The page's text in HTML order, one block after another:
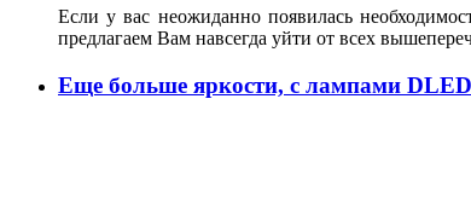
Если у вас неожиданно появилась
предлагаем Вам навсегда уйти от всех
Еще больше яркости, с лампами